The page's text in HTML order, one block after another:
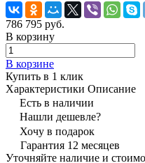
786 795 руб.
В корзину
В корзине
Купить в 1 клик
Характеристики Описание
Есть в наличии
Нашли дешевле?
Хочу в подарок
Гарантия 12 месяцев
Уточняйте наличие и